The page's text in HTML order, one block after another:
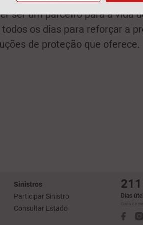
ser um parceiro para a vida
os dias para reforçar a
de proteção que oferece.
Sinistros
Participar Sinistro
Consultar Estado
Dias
Custo de